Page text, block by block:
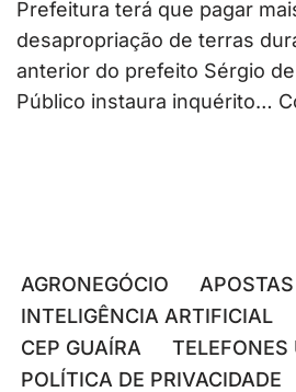
Prefeitura terá que pagar
desapropriação de terras
anterior do prefeito Sérgio
Público instaura inquérito…
AGRONEGÓCIO APOSTAS
INTELIGÊNCIA ARTIFICIAL
CEP GUAÍRA
TELEFONES
POLÍTICA DE PRIVACIDADE